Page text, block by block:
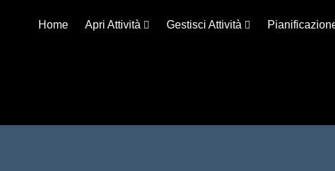
Home Apri Attività Gestisci Attività